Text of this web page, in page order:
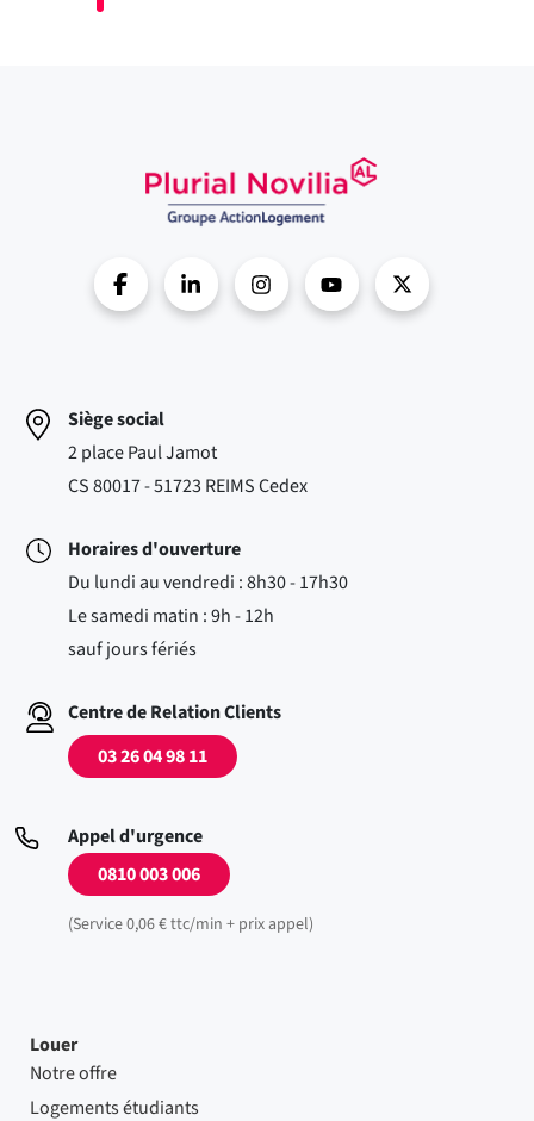
Siège social
2 place Paul Jamot
CS 80017 - 51723 REIMS Cedex
Horaires d'ouverture
Du lundi au vendredi : 8h30 - 17h30
Le samedi matin : 9h - 12h
sauf jours fériés
Centre de Relation Clients
03 26 04 98 11
Appel d'urgence
0810 003 006
(Service 0,06 € ttc/min + prix appel)
Louer
Notre offre
Logements étudiants